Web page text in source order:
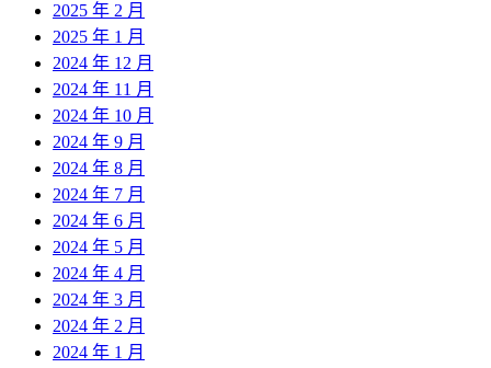
2025 年 2 月
2025 年 1 月
2024 年 12 月
2024 年 11 月
2024 年 10 月
2024 年 9 月
2024 年 8 月
2024 年 7 月
2024 年 6 月
2024 年 5 月
2024 年 4 月
2024 年 3 月
2024 年 2 月
2024 年 1 月